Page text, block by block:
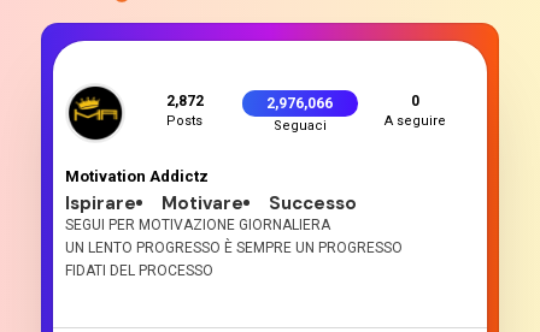
2,872
Posts
2,976,066
Seguaci
0
A seguire
Motivation Addictz
Ispirare Motivare Successo
SEGUI PER MOTIVAZIONE GIORNALIERA
UN LENTO PROGRESSO È SEMPRE UN PROGRESSO
FIDATI DEL PROCESSO